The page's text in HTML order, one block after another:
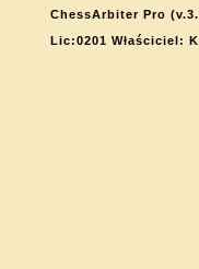
ChessArbiter Pro
Lic:0201 Właściciel: